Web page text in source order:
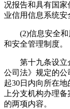
况报告和具有国家
业信用信息系统安
(2)信息安全和
和安全管理制度。
第十九条设立企
公司法》规定的公
起30日内向所在
上分支机构办理
的两项内容。